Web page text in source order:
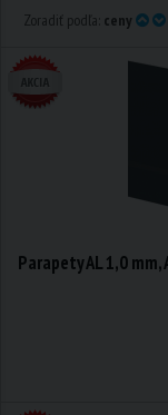
Zoradiť podľa: ceny
Parapety AL 1,0